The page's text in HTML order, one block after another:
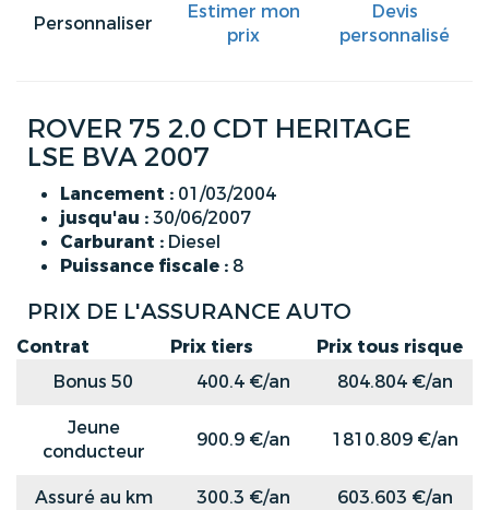
Personnaliser
Estimer mon
prix
Devis
personnalisé
ROVER 75 2.0 CDT HERITAGE
LSE BVA 2007
Lancement : 01/03/2004
jusqu'au :30/06/2007
Carburant : Diesel
Puissance fiscale : 8
PRIX DE L'ASSURANCE AUTO
Contrat Prix tiers
Prix tous risque
Bonus 50
400.4 €/an
804.804 €/an
Jeune
conducteur
900.9 €/an 1810.809 €/an
Assuré au km 300.3 €/an 603.603 €/an